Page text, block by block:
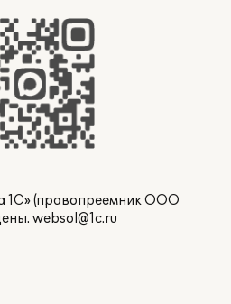
1С» (правопреемник ООО
websol@1c.ru